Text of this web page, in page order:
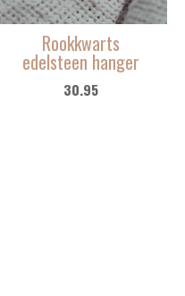
Rookkwarts
edelsteen hanger
30.95